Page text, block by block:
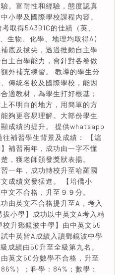
。富耐性和經驗，態度認真
小學及國際學校課程內容。
取得5A3B1C的佳績（英、
生物、化學、地理均取得A)
底及拔尖，透過推動自主學
主自學能力，會針對各卷做
外補充練習。 教導的學生分
傳統名校及國際學校，能因
適教材，為學生打好根基；
不明白的地方，用簡單的方
夠更容易理解。大部份學生
成績的提升。 提供whatsapp
往補習學生背景及成績： 【滬
補習兩年，成功由一字不懂
，獲老師頒發獎狀表揚。
習一年，成功轉校升至哈羅國
成績突發猛進。 【培僑小
文不合格，升至９９分。
功由英文不合格提升至A，考入
拔小學】成功以中英文A考入精
校升鄧鏡波中學】由中英文55
中英皆A成績入讀鄧鏡波中學
級成績由50升至全級第九名。
由英文50分數學不合格，升至
）；科學：84%；數學：